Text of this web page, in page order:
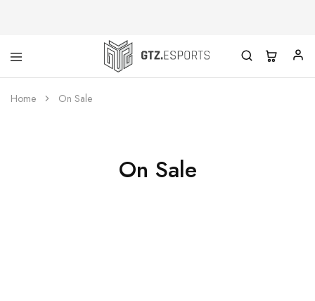
GTZ
Home On Sale
On Sale